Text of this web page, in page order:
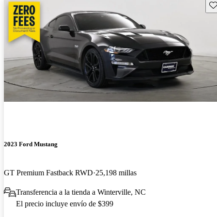
2023 Ford Mustang
GT Premium Fastback RWD 25,198 millas
Transferencia a la tienda a Winterville, NC
El precio incluye envío de $399